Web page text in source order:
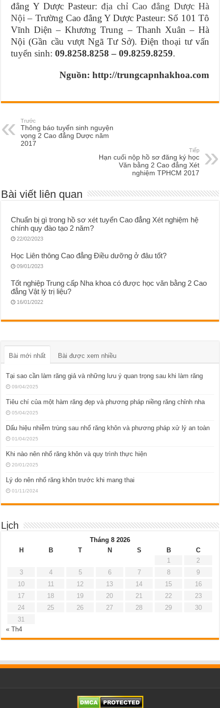
đẳng Y Dược Pasteur:địa chỉ Cao đẳng Dược Hà
Nội – Trường Cao đẳng Y Dược Pasteur: Số 101 Tô
Vĩnh Diện – Khương Trung – Thanh Xuân – Hà
Nội (Gần cầu vượt Ngã Tư Sở). Điện thoại tư vấn
tuyển sinh:09.8258.8258 – 09.8259.8259.
Nguồn: http://trungcapnhakhoa.com
Trước
Thông báo tuyển sinh nguyện
vọng 2 Cao đẳng Dược năm
2017
Tiếp
Hạn cuối nộp hồ sơ đăng ký học
Văn bằng 2 Cao đẳng Xét
nghiệm TPHCM 2017
Bài viết liên quan
Chuẩn bị gì trong hồ sơ xét tuyển Cao đẳng Xét nghiệm hệ
chính quy đào tạo 2 năm?
22/02/2023
Học Liên thông Cao đẳng Điều dưỡng ở đâu tốt?
09/01/2023
Tốt nghiệp Trung cấp Nha khoa có được học văn bằng 2 Cao
đẳng Vật lý trị liệu?
16/01/2022
Bài mới nhất Bài được xem nhiều
Tại sao cần làm răng giả và những lưu ý quan trọng sau khi làm răng
09/04/2025
Tiêu chí của một hàm răng đẹp và phương pháp niềng răng chỉnh nha
05/04/2025
Dấu hiệu nhiễm trùng sau nhổ răng khôn và phương pháp xử lý an toàn
01/04/2025
Khi nào nên nhổ răng khôn và quy trình thực hiện
20/01/2025
Lý do nên nhổ răng khôn trước khi mang thai
01/11/2024
Lịch
Tháng 8 2026
H
B T N S B
C
1
2
3
4 5 6 7 8
9
10
11 12 13 14 15
16
17
18 19 20 21 22
23
24
25 26 27 28 29
30
31
« Th4